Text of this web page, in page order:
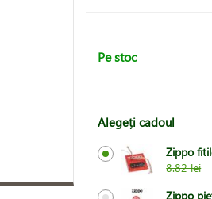
Pe stoc
Alegeți cadoul
Zippo
8.82 lei
Zippo